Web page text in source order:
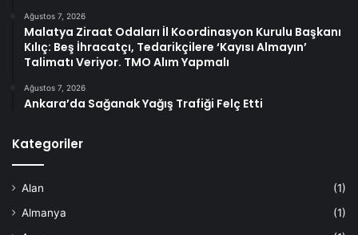
Ağustos 7, 2026
Malatya Ziraat Odaları İl Koordinasyon Kurulu Başkanı
Kılıç: Beş İhracatçı, Tedarikçilere ‘Kayısı Almayın’
Talimatı Veriyor. TMO Alım Yapmalı
Ağustos 7, 2026
Ankara’da Sağanak Yağış Trafiği Felç Etti
Kategoriler
Alan
(1)
Almanya
(1)